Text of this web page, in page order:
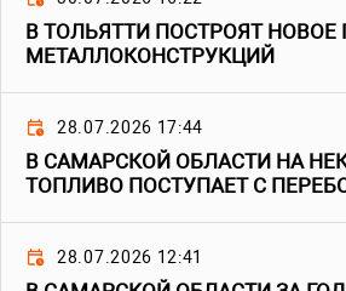
В ТОЛЬЯТТИ ПОСТРОЯТ
МЕТАЛЛОКОНСТРУКЦИЙ
28.07.2026 17:44
В САМАРСКОЙ ОБЛАСТИ НА
ТОПЛИВО ПОСТУПАЕТ С
28.07.2026 12:41